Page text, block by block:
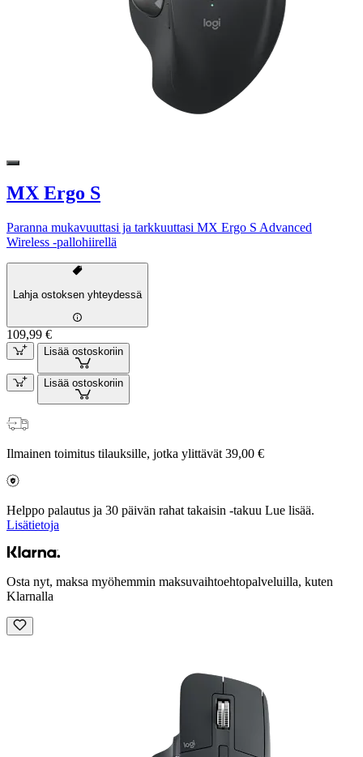
MX Ergo S
Paranna mukavuuttasi ja tarkkuuttasi MX Ergo S Advanced
Wireless -pallohiirellä
Lahja ostoksen yhteydessä
109,99 €
Lisää ostoskoriin
Lisää ostoskoriin
Ilmainen toimitus tilauksille, jotka ylittävät 39,00 €
Helppo palautus ja 30 päivän rahat takaisin -takuu Lue lisää.
Lisätietoja
Osta nyt, maksa myöhemmin maksuvaihtoehtopalveluilla, kuten
Klarnalla